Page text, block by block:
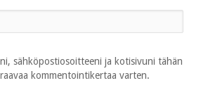
sähköpostiosoitteeni ja kotisivuni tähän
kommentointikertaa varten.